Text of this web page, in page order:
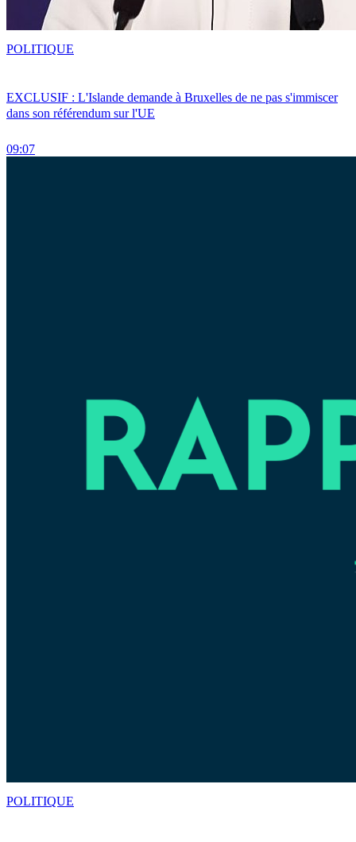
EXCLUSIF : L'Islande demande à Bruxelles de ne pas s'immiscer
dans son référendum sur l'UE
09:07
POLITIQUE
POLITIQUE